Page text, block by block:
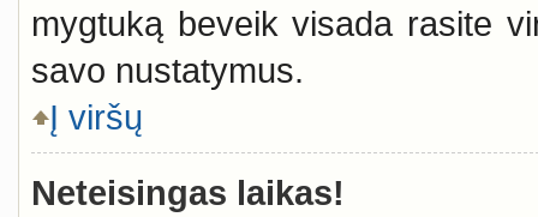
mygtuką beveik visada rasite
savo nustatymus.
Į viršų
Neteisingas laikas!